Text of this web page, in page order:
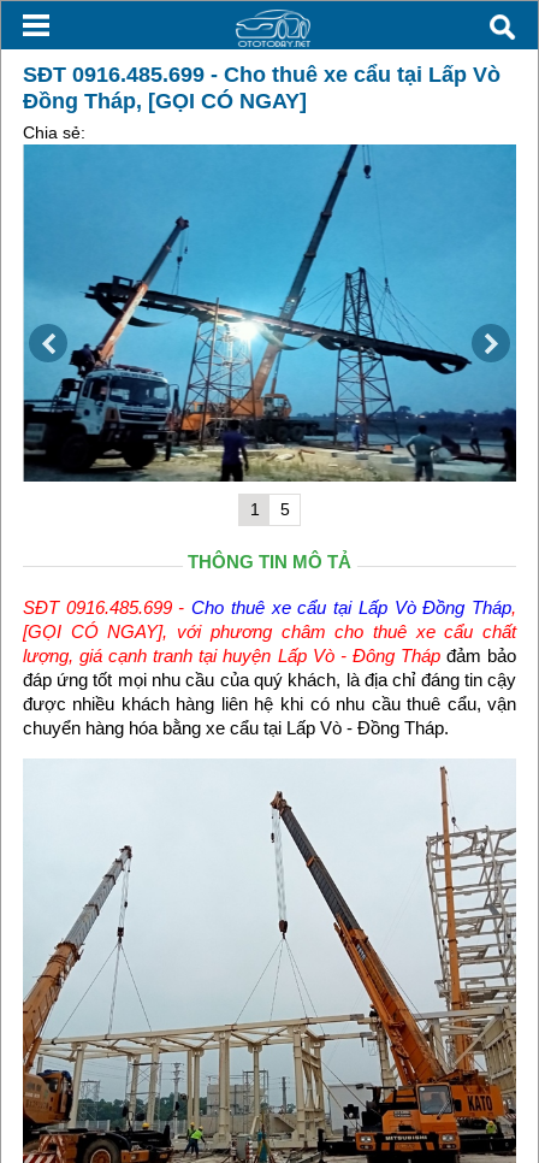
SĐT 0916.485.699 - Cho thuê xe cẩu tại Lấp Vò
Đồng Tháp, [GỌI CÓ NGAY]
Chia sẻ:
1 5
THÔNG TIN MÔ TẢ
SĐT 0916.485.699 -Cho thuê xe cẩu tại Lấp Vò Đồng Tháp,
[GỌI CÓ NGAY], với phương châm cho thuê xe cẩu chất
lượng, giá cạnh tranh tại huyện Lấp Vò - Đông Thápđảm bảo
đáp ứng tốt mọi nhu cầu của quý khách, là địa chỉ đáng tin cậy
được nhiều khách hàng liên hệ khi có nhu cầu thuê cẩu, vận
chuyển hàng hóa bằng xe cẩu tại Lấp Vò - Đồng Tháp.